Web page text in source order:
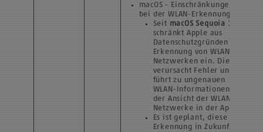
macOS - Einschränkungen
bei der WLAN-Erkennung
Seit macOS Sequoia 15.6
schränkt Apple aus
Datenschutzgründen die
Erkennung von WLAN-
Netzwerken ein. Dies
verursacht Fehler und
führt zu ungenauen
WLAN-Informationen bei
der Ansicht der WLAN-
Netzwerke in der App.
Es ist geplant, diese
Erkennung in Zukunft